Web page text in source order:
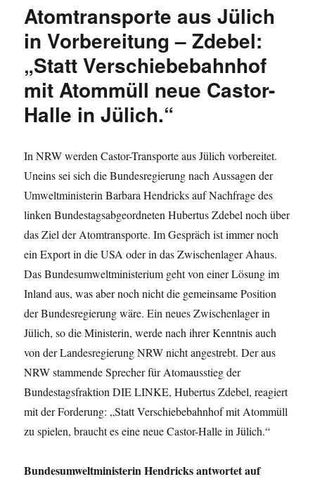
aus
in
die
USA
und
und
Verbots-
Antrag
Atomtransporte aus Jülich
in Vorbereitung – Zdebel:
„Statt Verschiebebahnhof
mit Atommüll neue Castor-
Halle in Jülich.“
In NRW werden Castor-Transporte aus Jülich vorbereitet.
Uneins sei sich die Bundesregierung nach Aussagen der
Umweltministerin Barbara Hendricks auf Nachfrage des
linken Bundestagsabgeordneten Hubertus Zdebel noch über
das Ziel der Atomtransporte. Im Gespräch ist immer noch
ein Export in die USA oder in das Zwischenlager Ahaus.
Das Bundesumweltministerium geht von einer Lösung im
Inland aus, was aber noch nicht die gemeinsame Position
der Bundesregierung wäre. Ein neues Zwischenlager in
Jülich, so die Ministerin, werde nach ihrer Kenntnis auch
von der Landesregierung NRW nicht angestrebt. Der aus
NRW stammende Sprecher für Atomausstieg der
Bundestagsfraktion DIE LINKE, Hubertus Zdebel, reagiert
mit der Forderung: „Statt Verschiebebahnhof mit Atommüll
zu spielen, braucht es eine neue Castor-Halle in Jülich.“
Bundesumweltministerin Hendricks antwortet auf